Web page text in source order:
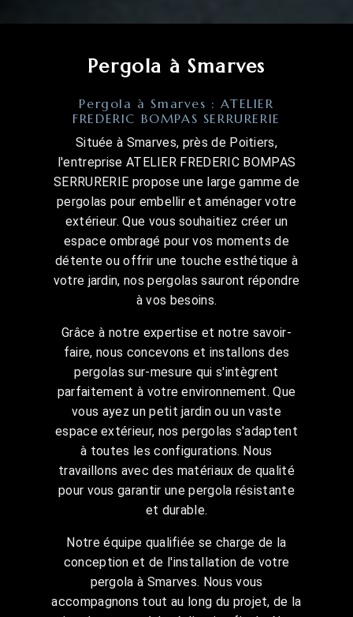
Pergola à Smarves
Pergola à Smarves : ATELIER
FREDERIC BOMPAS SERRURERIE
Située à Smarves, près de Poitiers,
l'entreprise ATELIER FREDERIC BOMPAS
SERRURERIE propose une large gamme de
pergolas pour embellir et aménager votre
extérieur. Que vous souhaitiez créer un
espace ombragé pour vos moments de
détente ou offrir une touche esthétique à
votre jardin, nos pergolas sauront répondre
à vos besoins.
Grâce à notre expertise et notre savoir-
faire, nous concevons et installons des
pergolas sur-mesure qui s'intègrent
parfaitement à votre environnement. Que
vous ayez un petit jardin ou un vaste
espace extérieur, nos pergolas s'adaptent
à toutes les configurations. Nous
travaillons avec des matériaux de qualité
pour vous garantir une pergola résistante
et durable.
Notre équipe qualifiée se charge de la
conception et de l'installation de votre
pergola à Smarves. Nous vous
accompagnons tout au long du projet, de la